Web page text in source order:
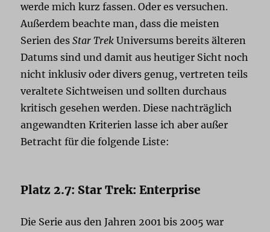
werde mich kurz fassen. Oder es versuchen.
Außerdem beachte man, dass die meisten
Serien desStar Trek Universums bereits älteren
Datums sind und damit aus heutiger Sicht noch
nicht inklusiv oder divers genug, vertreten teils
veraltete Sichtweisen und sollten durchaus
kritisch gesehen werden. Diese nachträglich
angewandten Kriterien lasse ich aber außer
Betracht für die folgende Liste:
Platz 2.7: Star Trek: Enterprise
Die Serie aus den Jahren 2001 bis 2005 war